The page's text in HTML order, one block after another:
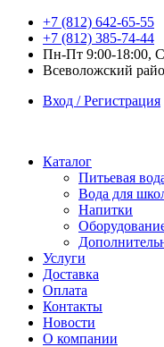
+7 (812) 642-65-55
+7 (812) 385-74-44
Пн-Пт 9:00-18:00,
Всеволожский
Вход / Регистрация
Каталог
Питьевая
Вода для
Напитки
Услуги
Доставка
Оплата
Контакты
Новости
О компании